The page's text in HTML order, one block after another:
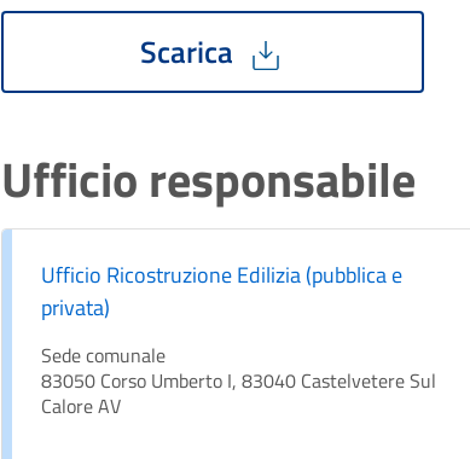
Scarica
Ufficio responsabile
Ufficio Ricostruzione Edilizia (pubblica e
privata)
Sede comunale
83050 Corso Umberto I, 83040 Castelvetere Sul
Calore AV